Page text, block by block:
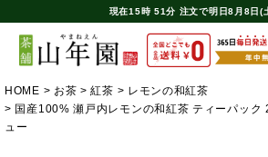
現在15時 51分 注文で明日8月8日(
HOME お茶 紅茶
レモンの和紅茶
国産100% 瀬戸内レモンの和紅茶 ティーパッ
ュー